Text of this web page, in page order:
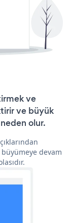
ve
ve büyük
olur.
devam